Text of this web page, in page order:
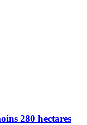
280 hectares